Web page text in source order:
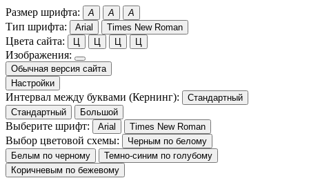
Размер шрифта: A A A
Тип шрифта: Arial Times New Roman
Цвета сайта: Ц Ц Ц Ц
Изображения:
Обычная версия сайта
Настройки
Интервал между буквами (Кернинг):
Стандартный
Стандартный
Большой
Выберите шрифт: Arial Times New Roman
Выбор цветовой схемы:
Черным по белому
Белым по черному
Темно-синим по голубому
Коричневым по бежевому